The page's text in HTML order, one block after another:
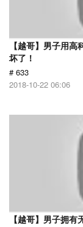
【越哥】男子用
坏了！
# 633
2018-10-22 06:06
【越哥】男子拥